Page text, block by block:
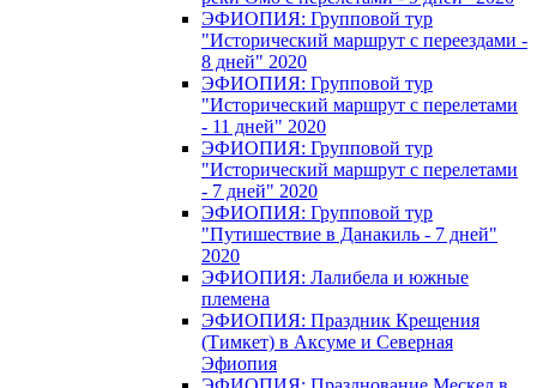
ЭФИОПИЯ: Групповой тур
"Исторический маршрут с переездами -
8 дней" 2020
ЭФИОПИЯ: Групповой тур
"Исторический маршрут с перелетами
- 11 дней" 2020
ЭФИОПИЯ: Групповой тур
"Исторический маршрут с перелетами
- 7 дней" 2020
ЭФИОПИЯ: Групповой тур
"Путишествие в Данакиль - 7 дней"
2020
ЭФИОПИЯ: Лалибела и южные
племена
ЭФИОПИЯ: Праздник Крещения
(Тимкет) в Аксуме и Северная
Эфиопия